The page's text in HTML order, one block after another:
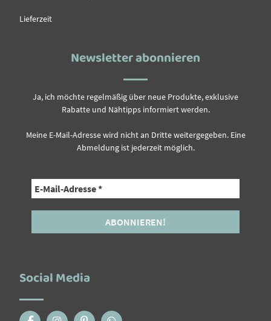
Lieferzeit
Newsletter abonnieren
Ja, ich möchte regelmäßig über neue Produkte, exklusive
Rabatte und Nähtipps informiert werden.
Meine E-Mail-Adresse wird nicht an Dritte weitergegeben. Eine
Abmeldung ist jederzeit möglich.
Social Media